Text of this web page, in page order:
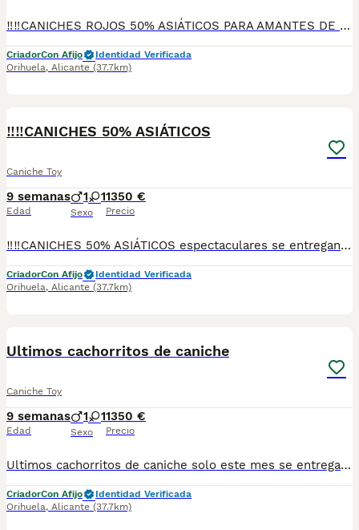
‼️‼️CANICHES ROJOS 50% ASIÁTICOS PARA AMANTES DE LA RAZA MUY BUENA CALIDAD,LISTOS PARA ENTREGAR CRIADOS EN AMBIENTE FAMILIAR SE ENTREGAN CON SUS VACUNAS CORRESPONDIENTES ASU EDAD DESPARACITADOS Y REVISADOS POR EL VETERINARIO PREGUNTEN SIN COMPROMISO TODAS SUS DUDAS.
CriadorCon Afijo
Identidad Verificada
Orihuela, Alicante (37.7km)
‼️‼️CANICHES 50% ASIÁTICOS
Caniche Toy
9 semanas
Edad
1 1
Sexo
1350 €
Precio
‼️‼️CANICHES 50% ASIÁTICOS espectaculares se entregan vacunados desparasitados cria familiar solo gente amantes de la raza
CriadorCon Afijo
Identidad Verificada
Orihuela, Alicante (37.7km)
Ultimos cachorritos de caniche
Caniche Toy
9 semanas
Edad
1 1
Sexo
1350 €
Precio
Ultimos cachorritos de caniche solo este mes se entregan vacunados desparasitados y en perfectas condiciones solo gente amantes de la raza gracias
CriadorCon Afijo
Identidad Verificada
Orihuela, Alicante (37.7km)